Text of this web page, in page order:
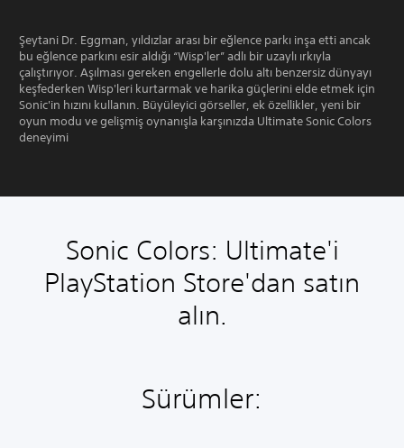
Şeytani Dr. Eggman, yıldızlar arası bir eğlence parkı inşa etti ancak
bu eğlence parkını esir aldığı “Wisp'ler” adlı bir uzaylı ırkıyla
çalıştırıyor. Aşılması gereken engellerle dolu altı benzersiz dünyayı
keşfederken Wisp'leri kurtarmak ve harika güçlerini elde etmek için
Sonic'in hızını kullanın. Büyüleyici görseller, ek özellikler, yeni bir
oyun modu ve gelişmiş oynanışla karşınızda Ultimate Sonic Colors
deneyimi
Sonic Colors: Ultimate'i
PlayStation Store'dan satın
alın.
Sürümler: